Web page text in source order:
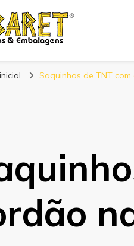
Saquinhos de TNT